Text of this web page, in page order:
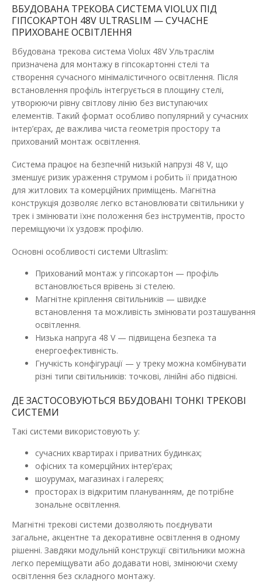
Наявність: В наявності
Магнітні трекові світильники — це інноваційний вибір для
стильного та функціонального осві..
438.52 грн
ДО КОШИКА
В порівняння
В закладки
Магнітний трековий світильник UST-G 12W 4000K
Наявність: В наявності
Магнітні трекові світильники — це інноваційний вибір для
стильного та функціонального освітленн..
438.52 грн
ДО КОШИКА
ВБУДОВАНА ТРЕКОВА СИСТЕМА VIOLUX ПІД
ГІПСОКАРТОН 48V ULTRASLIM — СУЧАСНЕ
ПРИХОВАНЕ ОСВІТЛЕННЯ
Вбудована трекова система Violux 48V Ультраслім
призначена для монтажу в гіпсокартонні стелі та
створення сучасного мінімалістичного освітлення. Після
встановлення профіль інтегрується в площину стелі,
утворюючи рівну світлову лінію без виступаючих
елементів. Такий формат особливо популярний у сучасних
інтер’єрах, де важлива чиста геометрія простору та
прихований монтаж освітлення.
Система працює на безпечній низькій напрузі 48 V, що
зменшує ризик ураження струмом і робить її придатною
для житлових та комерційних приміщень. Магнітна
конструкція дозволяє легко встановлювати світильники у
трек і змінювати їхнє положення без інструментів, просто
переміщуючи їх уздовж профілю.
Основні особливості системи Ultraslim:
Прихований монтаж у гіпсокартон — профіль
встановлюється врівень зі стелею.
Магнітне кріплення світильників — швидке
встановлення та можливість змінювати розташування
освітлення.
Низька напруга 48 V — підвищена безпека та
енергоефективність.
Гнучкість конфігурації — у треку можна комбінувати
різні типи світильників: точкові, лінійні або підвісні.
ДЕ ЗАСТОСОВУЮТЬСЯ ВБУДОВАНІ ТОНКІ ТРЕКОВІ
СИСТЕМИ
Такі системи використовують у:
сучасних квартирах і приватних будинках;
офісних та комерційних інтер’єрах;
шоурумах, магазинах і галереях;
просторах із відкритим плануванням, де потрібне
зональне освітлення.
Магнітні трекові системи дозволяють поєднувати
загальне, акцентне та декоративне освітлення в одному
рішенні. Завдяки модульній конструкції світильники можна
легко переміщувати або додавати нові, змінюючи схему
освітлення без складного монтажу.